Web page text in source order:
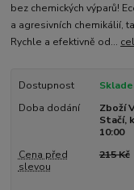
bez chemických výparů!
a agresivních chemikálií,
Rychle a efektivně od...
Dostupnost
Doba dodání
Zboží
Stačí,
10:00
Cena před
slevou
215 Kč